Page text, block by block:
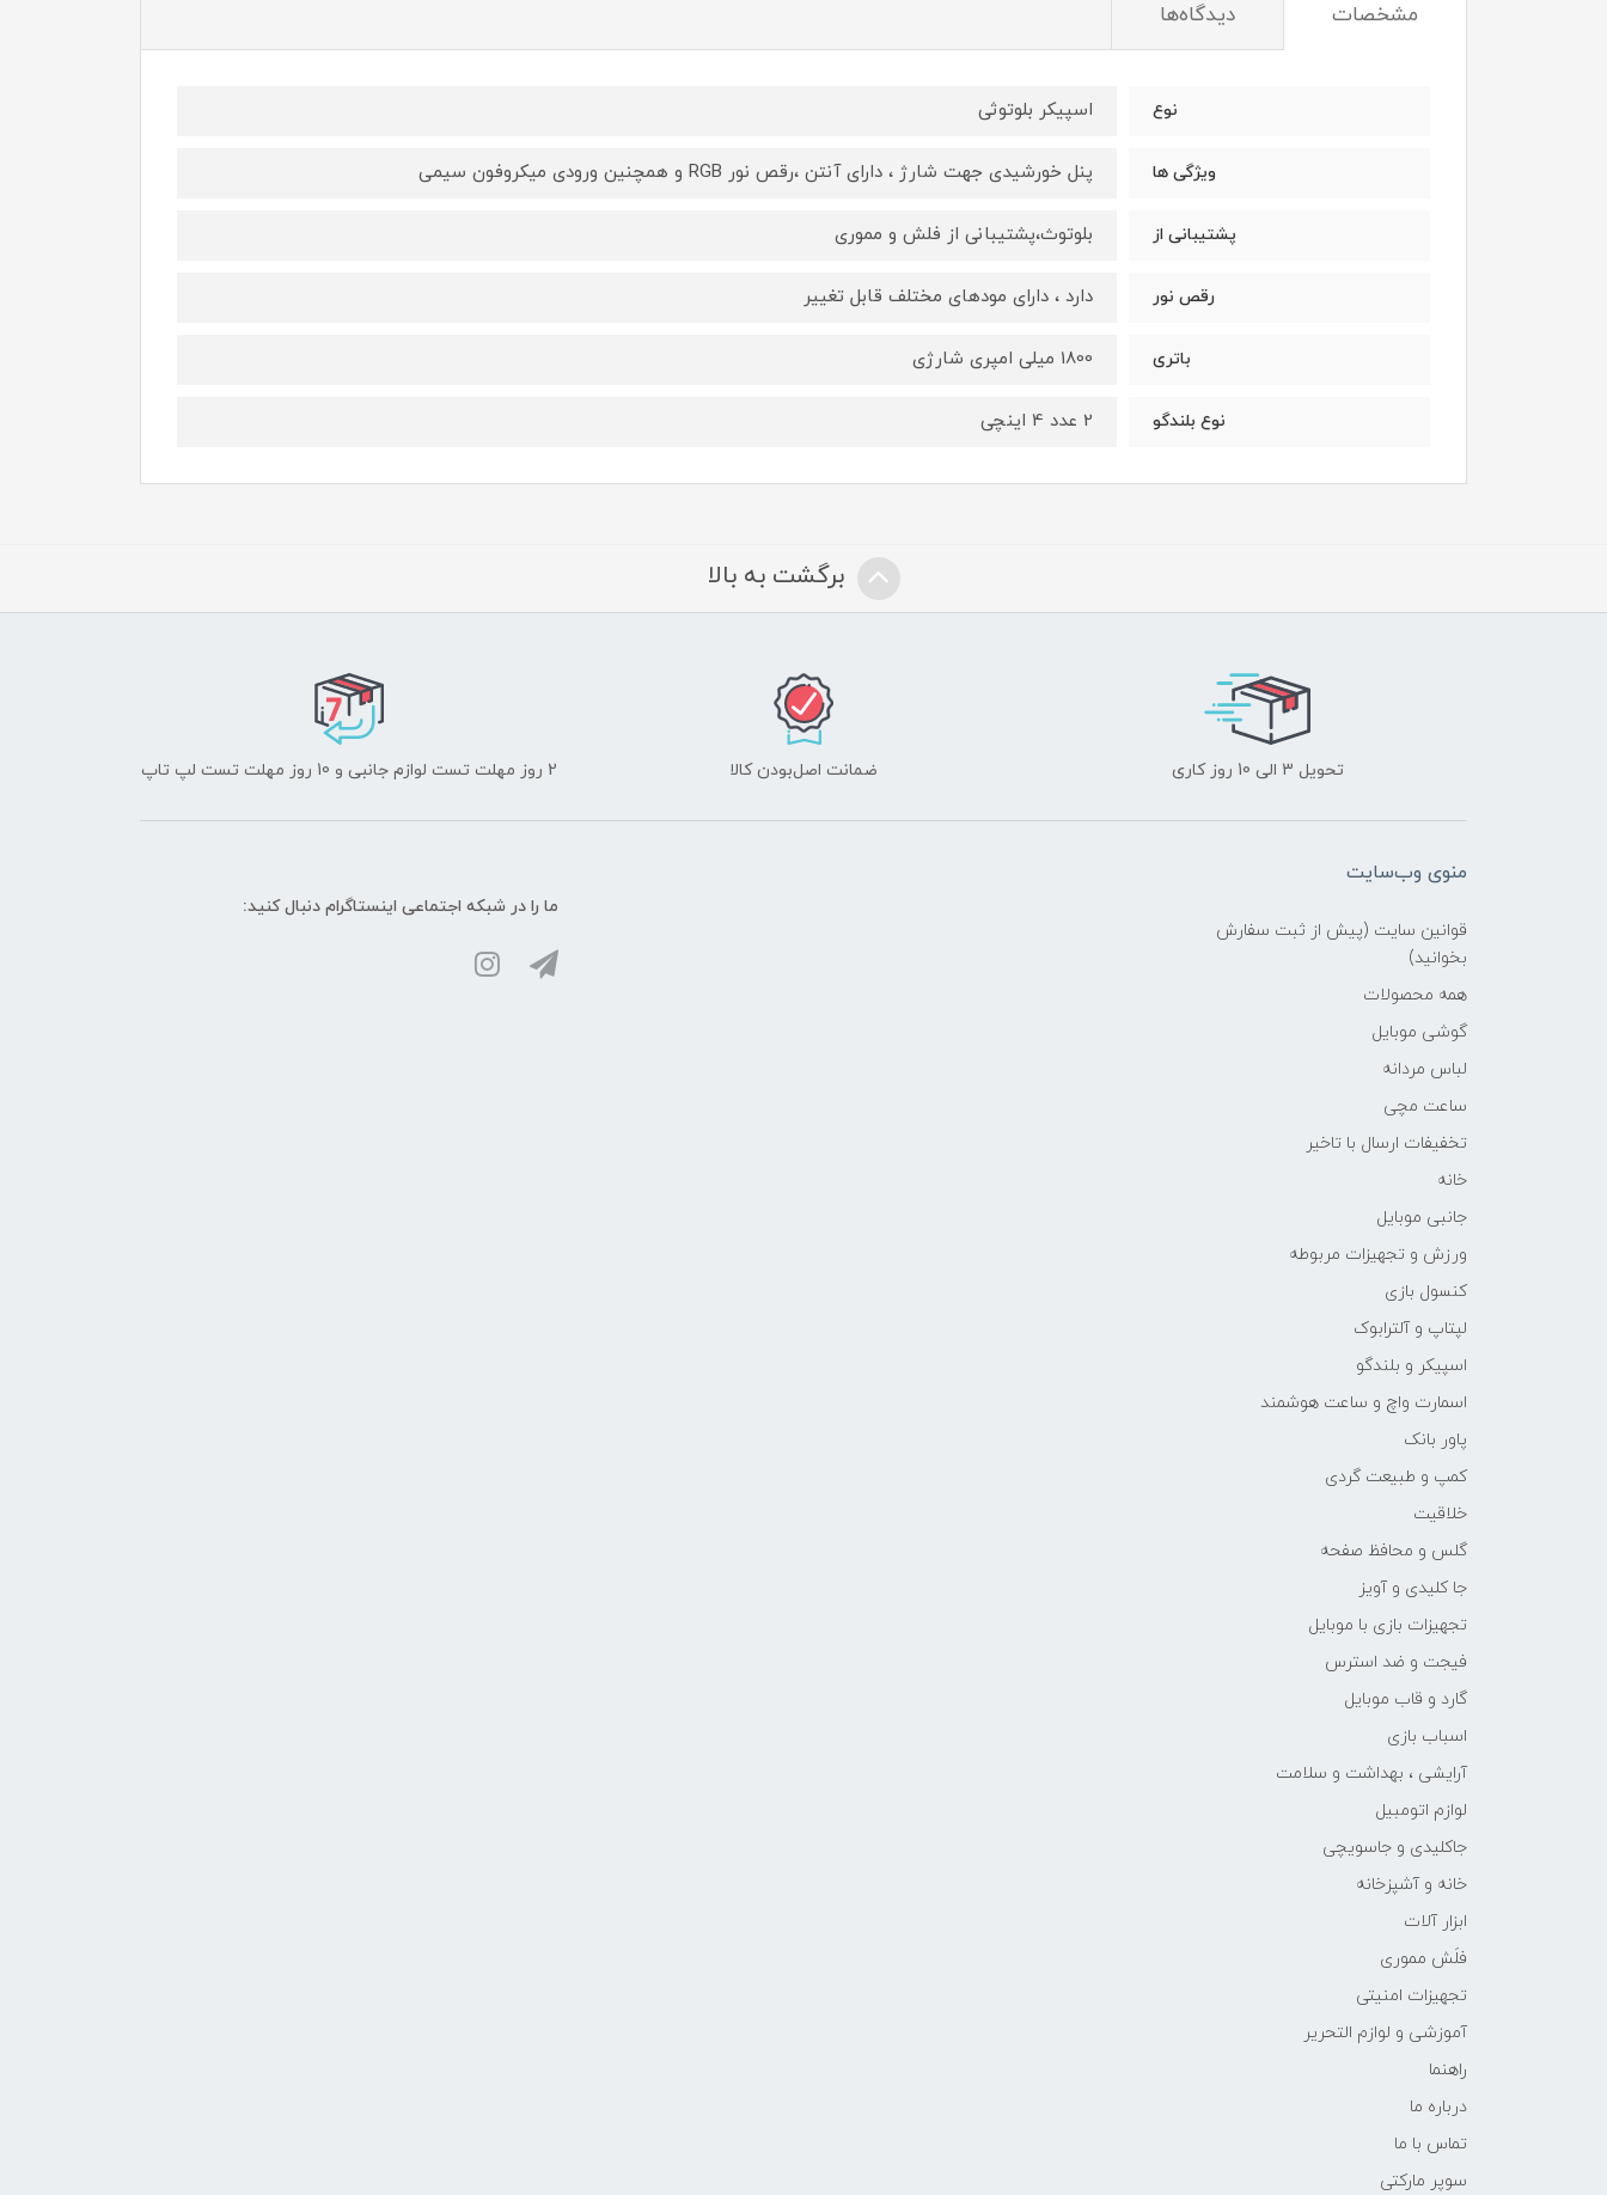
مشخصات دیدگاه‌ها
نوع اسپیکر بلوتوثی
ویژگی ها پنل خورشیدی جهت شارژ ، دارای آنتن ،رقص نور RGB و همچنین ورودی میکروفون سیمی
پشتیبانی از بلوتوث،پشتیبانی از فلش و مموری
رقص نور دارد ، دارای مودهای مختلف قابل تغییر
باتری 1800 میلی امپری شارژی
نوع بلندگو 2 عدد 4 اینچی
برگشت به بالا
تحویل 3 الی 10 روز کاری ضمانت اصل‌بودن کالا 2 روز مهلت تست لوازم جانبی و 10 روز مهلت تست لپ تاپ
منوی وب‌سایت
قوانین سایت (پیش از ثبت سفارش
بخوانید)
همه محصولات
گوشی موبایل
لباس مردانه
ساعت مچی
تخفیفات ارسال با تاخیر
خانه
جانبی موبایل
ورزش و تجهیزات مربوطه
کنسول بازی
لپتاپ و آلترابوک
اسپیکر و بلندگو
اسمارت واچ و ساعت هوشمند
پاور بانک
کمپ و طبیعت گردی
خلاقیت
گلس و محافظ صفحه
جا کلیدی و آویز
تجهیزات بازی با موبایل
فیجت و ضد استرس
گارد و قاب موبایل
اسباب بازی
آرایشی ، بهداشت و سلامت
لوازم اتومبیل
جاکلیدی و جاسویچی
خانه و آشپزخانه
ابزار آلات
فلَش مموری
تجهیزات امنیتی
آموزشی و لوازم التحریر
راهنما
درباره ما
تماس با ما
سوپر مارکتی
ما را در شبکه‌ اجتماعی اینستاگرام دنبال کنید: